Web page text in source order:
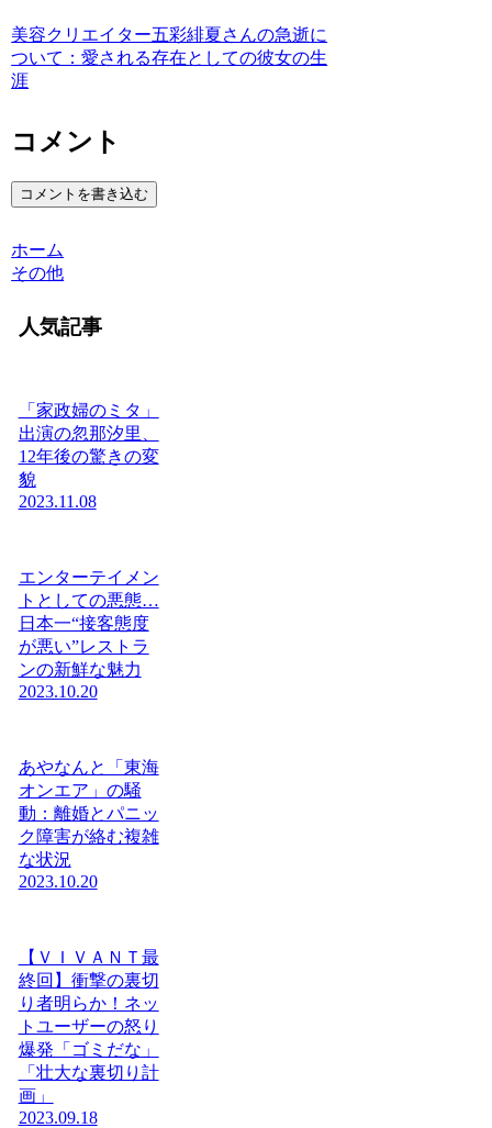
美容クリエイター五彩緋夏さんの急逝に
ついて：愛される存在としての彼女の生
涯
コメント
コメントを書き込む
ホーム
その他
人気記事
「家政婦のミタ」
出演の忽那汐里、
12年後の驚きの変
貌
2023.11.08
エンターテイメン
トとしての悪態…
日本一“接客態度
が悪い”レストラ
ンの新鮮な魅力
2023.10.20
あやなんと「東海
オンエア」の騒
動：離婚とパニッ
ク障害が絡む複雑
な状況
2023.10.20
【ＶＩＶＡＮＴ最
終回】衝撃の裏切
り者明らか！ネッ
トユーザーの怒り
爆発「ゴミだな」
「壮大な裏切り計
画」
2023.09.18